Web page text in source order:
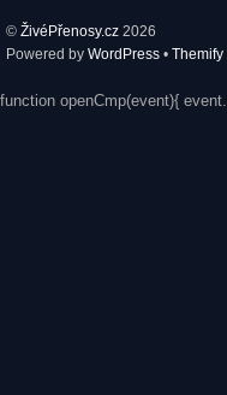
© ŽivéPřenosy.cz 2026
Powered by WordPress • Themify
function openCmp(event){